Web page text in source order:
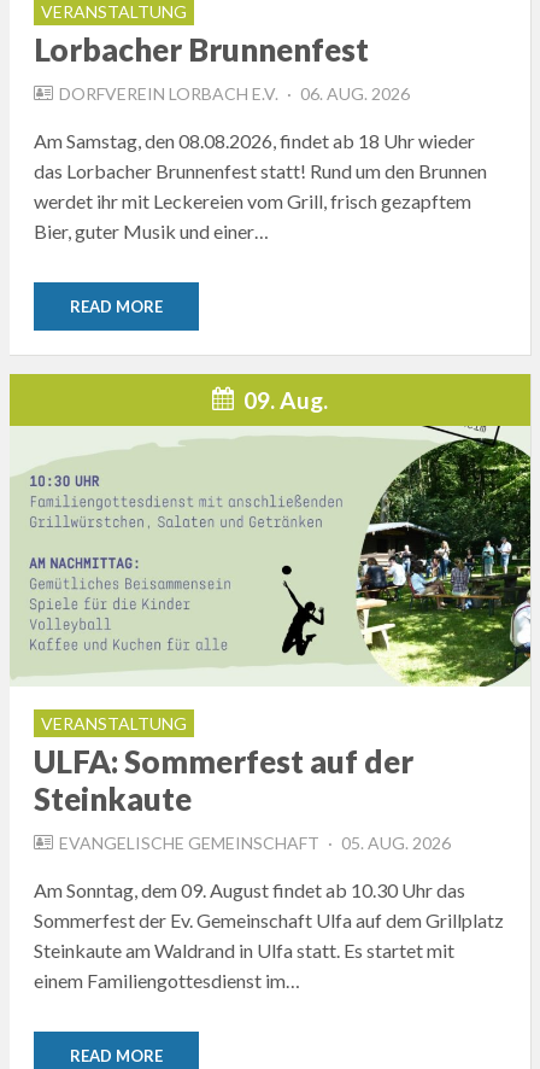
VERANSTALTUNG
Lorbacher Brunnenfest
DORFVEREIN LORBACH E.V.
POSTED
06. AUG. 2026
Am Samstag, den 08.08.2026, findet ab 18 Uhr wieder
das Lorbacher Brunnenfest statt! Rund um den Brunnen
werdet ihr mit Leckereien vom Grill, frisch gezapftem
Bier, guter Musik und einer…
READ MORE
09. Aug.
VERANSTALTUNG
ULFA: Sommerfest auf der
Steinkaute
EVANGELISCHE GEMEINSCHAFT
POSTED
05. AUG. 2026
Am Sonntag, dem 09. August findet ab 10.30 Uhr das
Sommerfest der Ev. Gemeinschaft Ulfa auf dem Grillplatz
Steinkaute am Waldrand in Ulfa statt. Es startet mit
einem Familiengottesdienst im…
READ MORE